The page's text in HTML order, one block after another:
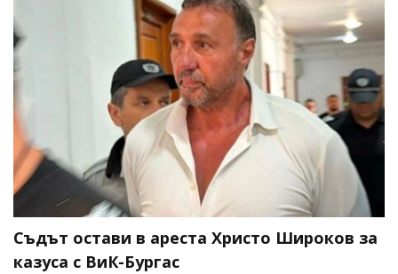
Съдът остави в ареста Христо Широков за
казуса с ВиК-Бургас